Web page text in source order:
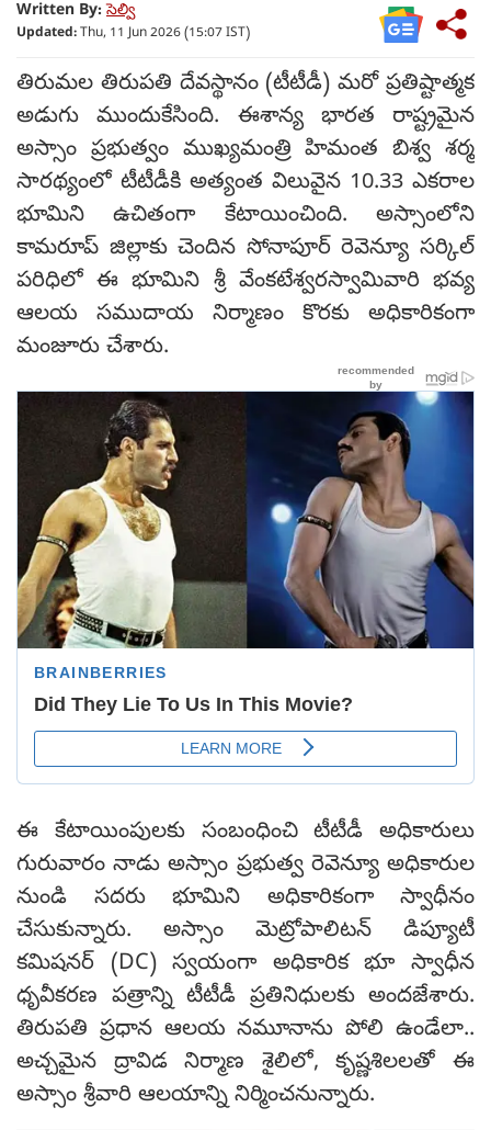
Written By: సెల్వి
Updated:Thu, 11 Jun 2026 (15:07 IST)
తిరుమల తిరుపతి దేవస్థానం (టీటీడీ) మరో ప్రతిష్టాత్మక
అడుగు ముందుకేసింది. ఈశాన్య భారత రాష్ట్రమైన
అస్సాం ప్రభుత్వం ముఖ్యమంత్రి హిమంత బిశ్వ శర్మ
సారథ్యంలో టీటీడీకి అత్యంత విలువైన 10.33 ఎకరాల
భూమిని ఉచితంగా కేటాయించింది. అస్సాంలోని
కామరూప్ జిల్లాకు చెందిన సోనాపూర్ రెవెన్యూ సర్కిల్
పరిధిలో ఈ భూమిని శ్రీ వేంకటేశ్వరస్వామివారి భవ్య
ఆలయ సముదాయ నిర్మాణం కొరకు అధికారికంగా
మంజూరు చేశారు.
ఈ కేటాయింపులకు సంబంధించి టీటీడీ అధికారులు
గురువారం నాడు అస్సాం ప్రభుత్వ రెవెన్యూ అధికారుల
నుండి సదరు భూమిని అధికారికంగా స్వాధీనం
చేసుకున్నారు. అస్సాం మెట్రోపాలిటన్ డిప్యూటీ
కమిషనర్ (DC) స్వయంగా అధికారిక భూ స్వాధీన
ధృవీకరణ పత్రాన్ని టీటీడీ ప్రతినిధులకు అందజేశారు.
తిరుపతి ప్రధాన ఆలయ నమూనాను పోలి ఉండేలా..
అచ్చమైన ద్రావిడ నిర్మాణ శైలిలో, కృష్ణశిలలతో ఈ
అస్సాం శ్రీవారి ఆలయాన్ని నిర్మించనున్నారు.